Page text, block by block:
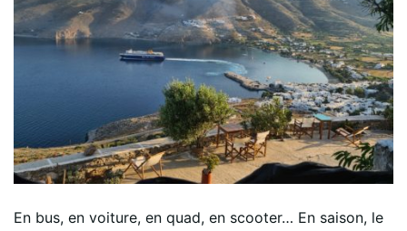
En bus, en voiture, en quad, en scooter… En saison, le